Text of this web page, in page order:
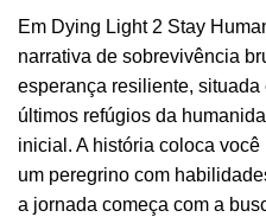
Em Dying Light 2 Stay
narrativa de sobrevivência
esperança resiliente, situada
últimos refúgios da
inicial. A história coloca
um peregrino com
a jornada começa com a